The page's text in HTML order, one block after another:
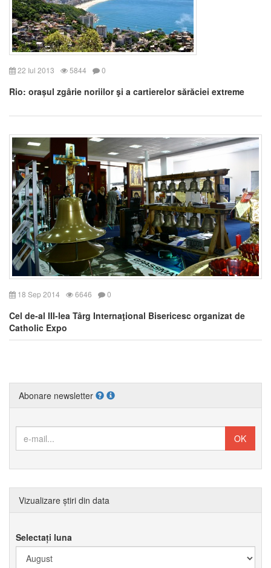
22 Iul 2013 5844 0
Rio: orașul zgârie noriilor şi a cartierelor sărăciei extreme
18 Sep 2014 6646 0
Cel de-al III-lea Târg Internaţional Bisericesc organizat de
Catholic Expo
Abonare newsletter
Vizualizare știri din data
Selectați luna